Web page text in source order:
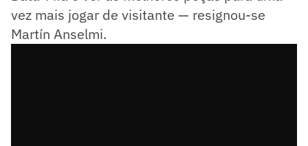
vez mais jogar de visitante — resignou-se
Martín Anselmi.